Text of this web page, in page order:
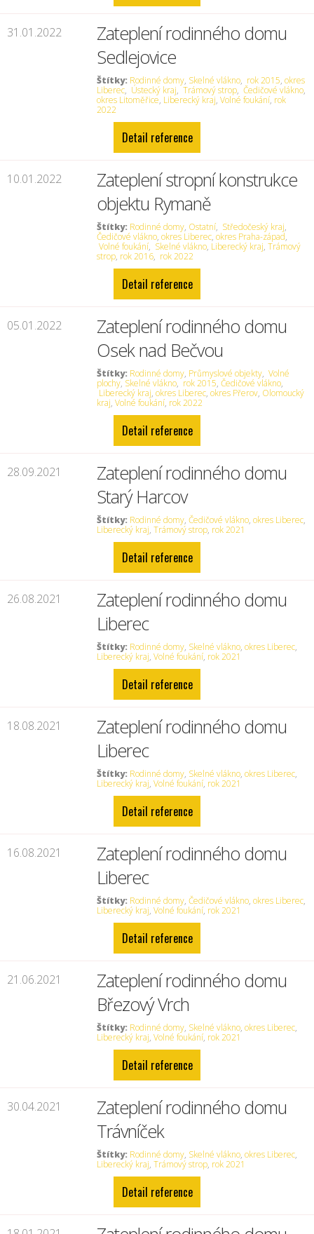
31.01.2022
Zateplení rodinného domu
Sedlejovice
Štítky: Rodinné domy, Skelné vlákno, rok 2015,okres
Liberec, Ústecký kraj, Trámový strop, Čedičové vlákno,
okres Litoměřice, Liberecký kraj,Volné foukání, rok
2022
Detail reference
10.01.2022
Zateplení stropní konstrukce
objektu Rymaně
Štítky: Rodinné domy, Ostatní, Středočeský kraj,
Čedičové vlákno,okres Liberec,okres Praha-západ,
Volné foukání, Skelné vlákno, Liberecký kraj,Trámový
strop, rok 2016, rok 2022
Detail reference
05.01.2022
Zateplení rodinného domu
Osek nad Bečvou
Štítky: Rodinné domy, Průmyslové objekty, Volné
plochy, Skelné vlákno, rok 2015,Čedičové vlákno,
Liberecký kraj,okres Liberec,okres Přerov, Olomoucký
kraj,Volné foukání, rok 2022
Detail reference
28.09.2021
Zateplení rodinného domu
Starý Harcov
Štítky: Rodinné domy,Čedičové vlákno,okres Liberec,
Liberecký kraj,Trámový strop, rok 2021
Detail reference
26.08.2021
Zateplení rodinného domu
Liberec
Štítky: Rodinné domy, Skelné vlákno,okres Liberec,
Liberecký kraj,Volné foukání, rok 2021
Detail reference
18.08.2021
Zateplení rodinného domu
Liberec
Štítky: Rodinné domy, Skelné vlákno,okres Liberec,
Liberecký kraj,Volné foukání, rok 2021
Detail reference
16.08.2021
Zateplení rodinného domu
Liberec
Štítky: Rodinné domy,Čedičové vlákno,okres Liberec,
Liberecký kraj,Volné foukání, rok 2021
Detail reference
21.06.2021
Zateplení rodinného domu
Březový Vrch
Štítky: Rodinné domy, Skelné vlákno,okres Liberec,
Liberecký kraj,Volné foukání, rok 2021
Detail reference
30.04.2021
Zateplení rodinného domu
Trávníček
Štítky: Rodinné domy, Skelné vlákno,okres Liberec,
Liberecký kraj,Trámový strop, rok 2021
Detail reference